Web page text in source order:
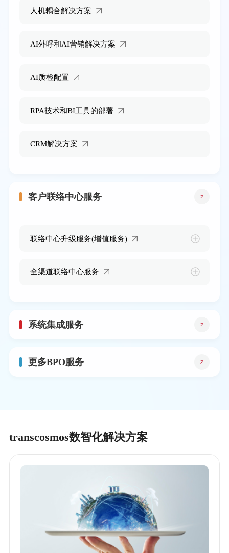
人机耦合解决方案
AI外呼和AI营销解决方案
AI质检配置
RPA技术和BI工具的部署
CRM解决方案
客户联络中心服务
联络中心升级服务(增值服务)
全渠道联络中心服务
系统集成服务
更多BPO服务
transcosmos数智化解决方案